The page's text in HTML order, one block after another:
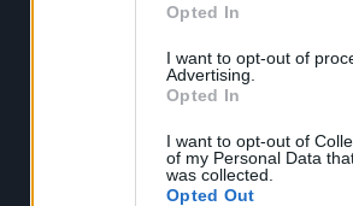
Opted In
I want to opt-out of
Advertising.
Opted In
I want to opt-out of
of my Personal Data
was collected.
Opted Out